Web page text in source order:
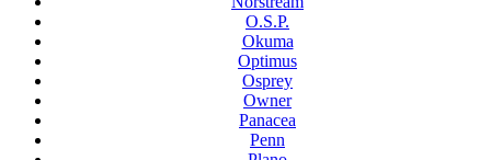
O.S.P.
Okuma
Optimus
Osprey
Owner
Panacea
Penn